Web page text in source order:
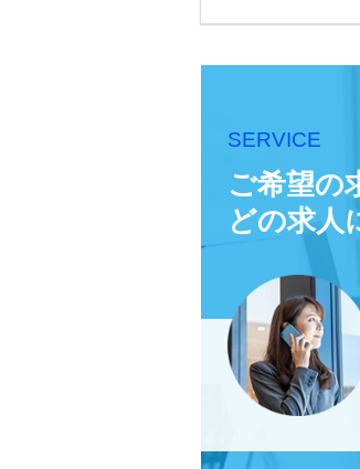
SERVICE
ご希望の
どの求人